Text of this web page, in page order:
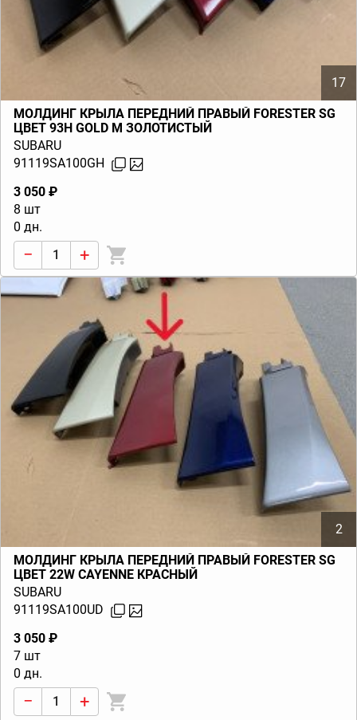
17
МОЛДИНГ КРЫЛА ПЕРЕДНИЙ ПРАВЫЙ FORESTER SG
ЦВЕТ 93H GOLD M ЗОЛОТИСТЫЙ
SUBARU
91119SA100GH
3 050 ₽
8 шт
0 дн.
− +
2
МОЛДИНГ КРЫЛА ПЕРЕДНИЙ ПРАВЫЙ FORESTER SG
ЦВЕТ 22W CAYENNE КРАСНЫЙ
SUBARU
91119SA100UD
3 050 ₽
7 шт
0 дн.
− +